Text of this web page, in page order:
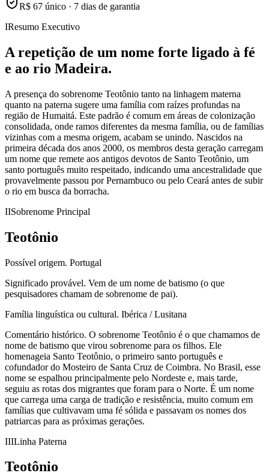
R$ 67 único · 7 dias de garantia
IResumo Executivo
A repetição de um nome forte ligado à fé
e ao rio Madeira.
A presença do sobrenome Teotônio tanto na linhagem materna
quanto na paterna sugere uma família com raízes profundas na
região de Humaitá. Este padrão é comum em áreas de colonização
consolidada, onde ramos diferentes da mesma família, ou de famílias
vizinhas com a mesma origem, acabam se unindo. Nascidos na
primeira década dos anos 2000, os membros desta geração carregam
um nome que remete aos antigos devotos de Santo Teotônio, um
santo português muito respeitado, indicando uma ancestralidade que
provavelmente passou por Pernambuco ou pelo Ceará antes de subir
o rio em busca da borracha.
IISobrenome Principal
Teotônio
Possível origem. Portugal
Significado provável. Vem de um nome de batismo (o que
pesquisadores chamam de sobrenome de pai).
Família linguística ou cultural. Ibérica / Lusitana
Comentário histórico. O sobrenome Teotônio é o que chamamos de
nome de batismo que virou sobrenome para os filhos. Ele
homenageia Santo Teotônio, o primeiro santo português e
cofundador do Mosteiro de Santa Cruz de Coimbra. No Brasil, esse
nome se espalhou principalmente pelo Nordeste e, mais tarde,
seguiu as rotas dos migrantes que foram para o Norte. É um nome
que carrega uma carga de tradição e resistência, muito comum em
famílias que cultivavam uma fé sólida e passavam os nomes dos
patriarcas para as próximas gerações.
IIILinha Paterna
Teotônio